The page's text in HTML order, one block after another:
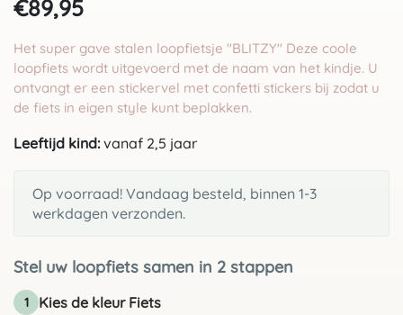
€89,95
Het super gave stalen loopfietsje "BLITZY" Deze coole
loopfiets wordt uitgevoerd met de naam van het kindje. U
ontvangt er een stickervel met confetti stickers bij zodat u
de fiets in eigen style kunt beplakken.
Leeftijd kind:vanaf 2,5 jaar
Op voorraad! Vandaag besteld, binnen 1-3
werkdagen verzonden.
Stel uw loopfiets samen in 2 stappen
1 Kies de kleur Fiets